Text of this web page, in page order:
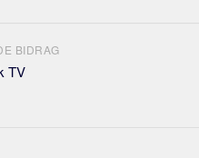
BIDRAG
TV